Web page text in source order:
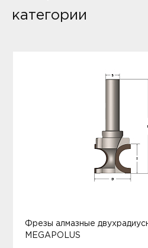
категории
Фрезы алмазные
MEGAPOLUS